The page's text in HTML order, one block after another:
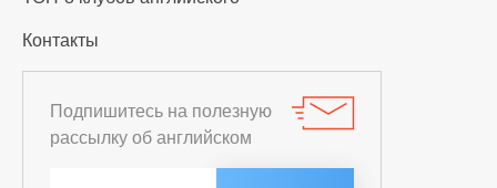
Контакты
Подпишитесь на полезную
рассылку об английском